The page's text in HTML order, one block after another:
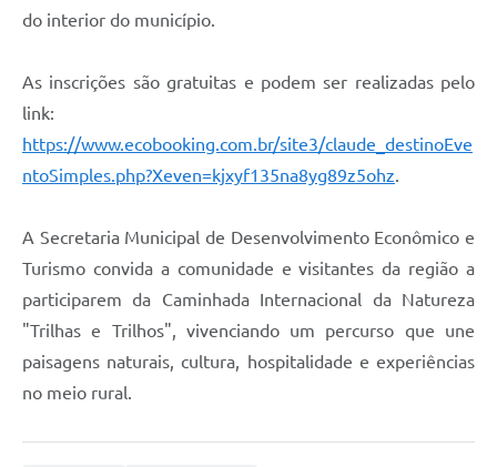
do interior do município.
As inscrições são gratuitas e podem ser realizadas pelo
link:
https://www.ecobooking.com.br/site3/claude_destinoEve
ntoSimples.php?Xeven=kjxyf135na8yg89z5ohz
A Secretaria Municipal de Desenvolvimento Econômico e
Turismo convida a comunidade e visitantes da região a
participarem da Caminhada Internacional da Natureza
"Trilhas e Trilhos", vivenciando um percurso que une
paisagens naturais, cultura, hospitalidade e experiências
no meio rural.